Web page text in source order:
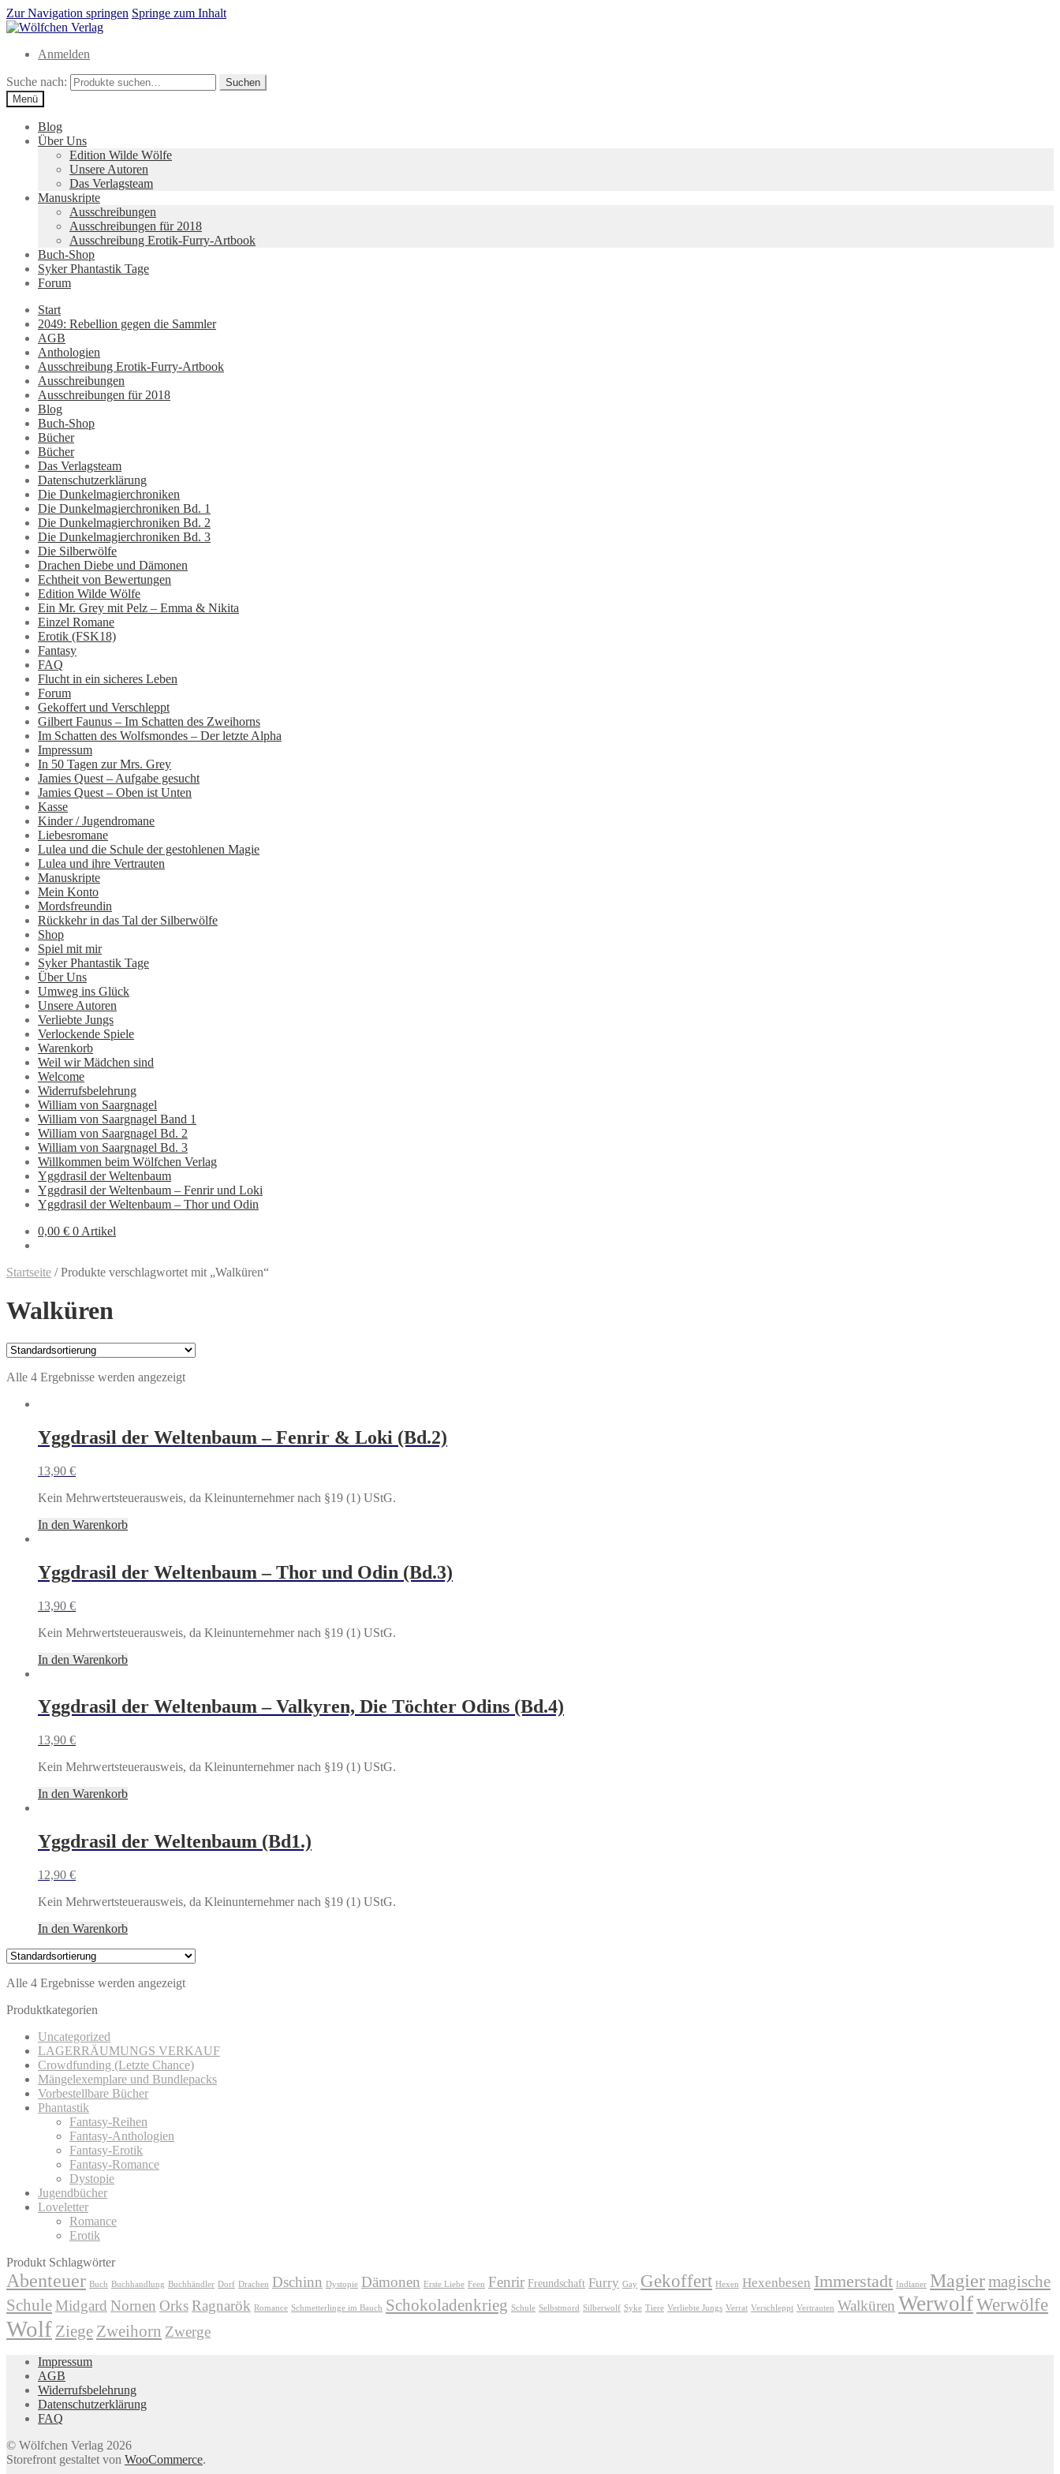
Zur Navigation springen Springe zum Inhalt
Anmelden
Suche nach:
Suchen
Menü
Blog
Über Uns
Edition Wilde Wölfe
Unsere Autoren
Das Verlagsteam
Manuskripte
Ausschreibungen
Ausschreibungen für 2018
Ausschreibung Erotik-Furry-Artbook
Buch-Shop
Syker Phantastik Tage
Forum
Start
2049: Rebellion gegen die Sammler
AGB
Anthologien
Ausschreibung Erotik-Furry-Artbook
Ausschreibungen
Ausschreibungen für 2018
Blog
Buch-Shop
Bücher
Bücher
Das Verlagsteam
Datenschutzerklärung
Die Dunkelmagierchroniken
Die Dunkelmagierchroniken Bd. 1
Die Dunkelmagierchroniken Bd. 2
Die Dunkelmagierchroniken Bd. 3
Die Silberwölfe
Drachen Diebe und Dämonen
Echtheit von Bewertungen
Edition Wilde Wölfe
Ein Mr. Grey mit Pelz – Emma & Nikita
Einzel Romane
Erotik (FSK18)
Fantasy
FAQ
Flucht in ein sicheres Leben
Forum
Gekoffert und Verschleppt
Gilbert Faunus – Im Schatten des Zweihorns
Im Schatten des Wolfsmondes – Der letzte Alpha
Impressum
In 50 Tagen zur Mrs. Grey
Jamies Quest – Aufgabe gesucht
Jamies Quest – Oben ist Unten
Kasse
Kinder / Jugendromane
Liebesromane
Lulea und die Schule der gestohlenen Magie
Lulea und ihre Vertrauten
Manuskripte
Mein Konto
Mordsfreundin
Rückkehr in das Tal der Silberwölfe
Shop
Spiel mit mir
Syker Phantastik Tage
Über Uns
Umweg ins Glück
Unsere Autoren
Verliebte Jungs
Verlockende Spiele
Warenkorb
Weil wir Mädchen sind
Welcome
Widerrufsbelehrung
William von Saargnagel
William von Saargnagel Band 1
William von Saargnagel Bd. 2
William von Saargnagel Bd. 3
Willkommen beim Wölfchen Verlag
Yggdrasil der Weltenbaum
Yggdrasil der Weltenbaum – Fenrir und Loki
Yggdrasil der Weltenbaum – Thor und Odin
0,00 € 0 Artikel
Startseite /Produkte verschlagwortet mit „Walküren“
Walküren
Alle 4 Ergebnisse werden angezeigt
Yggdrasil der Weltenbaum – Fenrir & Loki (Bd.2)
13,90 €
Kein Mehrwertsteuerausweis, da Kleinunternehmer nach §19 (1) UStG.
In den Warenkorb
Yggdrasil der Weltenbaum – Thor und Odin (Bd.3)
13,90 €
Kein Mehrwertsteuerausweis, da Kleinunternehmer nach §19 (1) UStG.
In den Warenkorb
Yggdrasil der Weltenbaum – Valkyren, Die Töchter Odins (Bd.4)
13,90 €
Kein Mehrwertsteuerausweis, da Kleinunternehmer nach §19 (1) UStG.
In den Warenkorb
Yggdrasil der Weltenbaum (Bd1.)
12,90 €
Kein Mehrwertsteuerausweis, da Kleinunternehmer nach §19 (1) UStG.
In den Warenkorb
Alle 4 Ergebnisse werden angezeigt
Produktkategorien
Uncategorized
LAGERRÄUMUNGS VERKAUF
Crowdfunding (Letzte Chance)
Mängelexemplare und Bundlepacks
Vorbestellbare Bücher
Phantastik
Fantasy-Reihen
Fantasy-Anthologien
Fantasy-Erotik
Fantasy-Romance
Dystopie
Jugendbücher
Loveletter
Romance
Erotik
Produkt Schlagwörter
Abenteuer Buch Buchhandlung Buchhändler Dorf Drachen Dschinn Dystopie Dämonen Erste Liebe Feen Fenrir Freundschaft Furry Gay Gekoffert Hexen Hexenbesen Immerstadt Indianer Magiermagische
Schule Midgard Nornen Orks Ragnarök Romance Schmetterlinge im Bauch Schokoladenkrieg Schule Selbstmord Silberwolf Syke Tiere Verliebte Jungs Verrat Verschleppt Vertrauten Walküren WerwolfWerwölfe
Wolf Ziege Zweihorn Zwerge
Impressum
AGB
Widerrufsbelehrung
Datenschutzerklärung
FAQ
© Wölfchen Verlag 2026
Storefront gestaltet von WooCommerce.